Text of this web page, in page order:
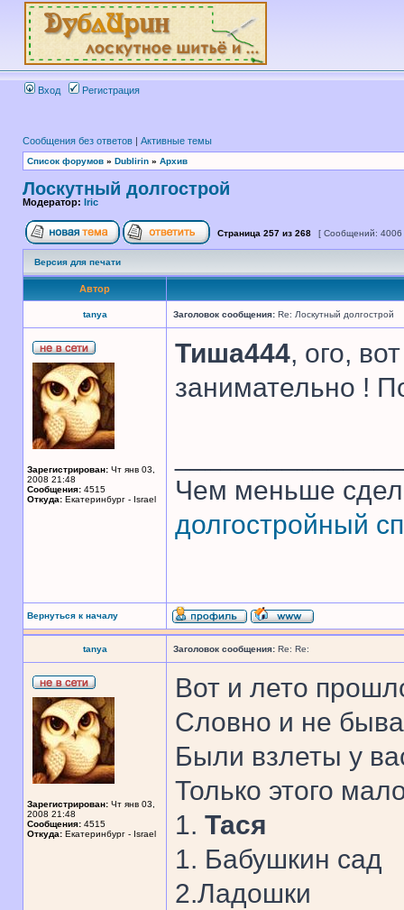
Вход Регистрация
Сообщения без ответов | Активные темы
Список форумов » Dublirin » Архив
Лоскутный долгострой
Модератор: Iric
Страница 257 из 268 [ Сообщений:
Версия для печати
Автор
tanya Заголовок сообщения: Re: Лоскутный долгострой
Зарегистрирован: Чт янв 03,
2008 21:48
Сообщения: 4515
Откуда: Екатеринбург - Israel
Тиша444, ого,
занимательно !
Чем меньше
долгостройный
Вернуться к началу
tanya Заголовок сообщения: Re: Re:
Зарегистрирован: Чт янв 03,
2008 21:48
Сообщения: 4515
Откуда: Екатеринбург - Israel
Вот и лето
Словно и не
Были взлеты у
Только этого
1. Тася
1. Бабушкин сад
2.Ладошки